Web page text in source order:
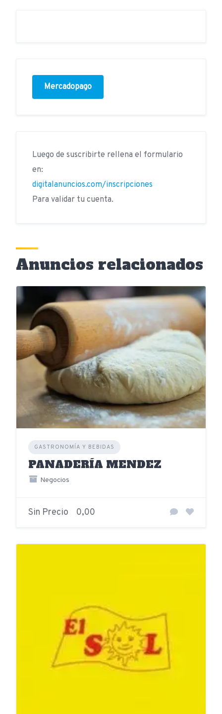
Mercadopago
Luego de suscribirte rellena el formulario
en:
digitalanuncios.com/inscripciones
Para validar tu cuenta.
Anuncios relacionados
GASTRONOMÍA Y BEBIDAS
PANADERÍA MENDEZ
Negocios
Sin Precio 0,00